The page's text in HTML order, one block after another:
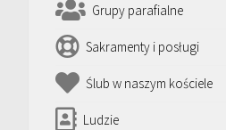
Grupy parafialne
Sakramenty i posługi
Ślub w naszym kościele
Ludzie